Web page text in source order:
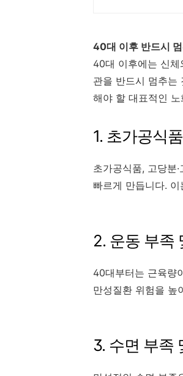
40대 이후 반드시
40대 이후에는 신
관을 반드시 멈추는
해야 할 대표적인
1. 초가공식
초가공식품, 고당분
빠르게 만듭니다.
2. 운동 부족
40대부터는 근육량
만성질환 위험을 높
3. 수면 부족